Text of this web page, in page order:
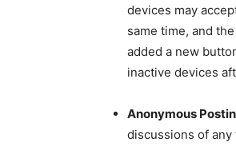
devices may
same time, and
added a new
inactive devices
Anonymous
discussions of